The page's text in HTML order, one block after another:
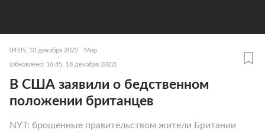
04:05, 10 декабря 2022 Мир
(обновлено: 16:45, 18 декабря 2022)
В США заявили о бедственном
положении британцев
NYT: брошенные правительством жители Британии